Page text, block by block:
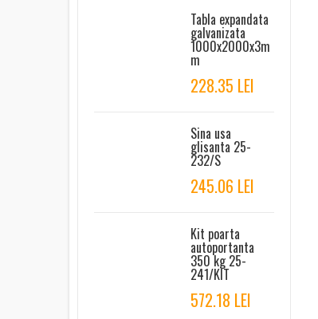
Tabla expandata
galvanizata
1000x2000x3m
m
228.35 LEI
Sina usa
glisanta 25-
232/S
245.06 LEI
Kit poarta
autoportanta
350 kg 25-
241/KIT
572.18 LEI